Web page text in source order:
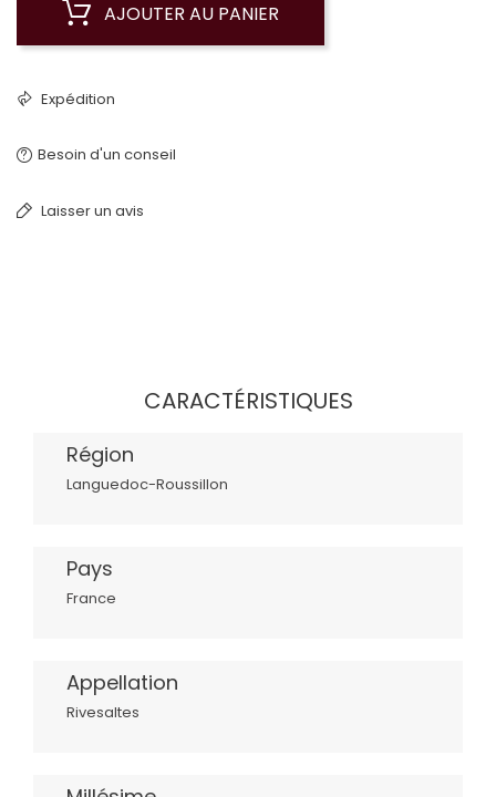
AJOUTER AU PANIER
Expédition
Besoin d'un conseil
Laisser un avis
CARACTÉRISTIQUES
Région
Languedoc-Roussillon
Pays
France
Appellation
Rivesaltes